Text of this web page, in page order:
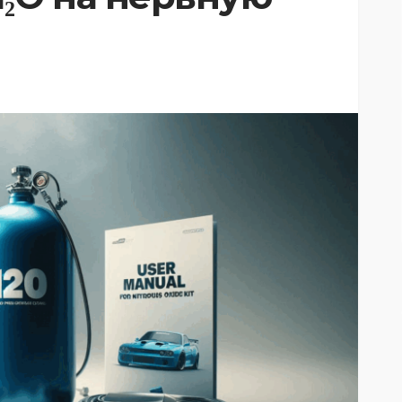
азота
Распространенные мифы
Данил 7 месяцев ago